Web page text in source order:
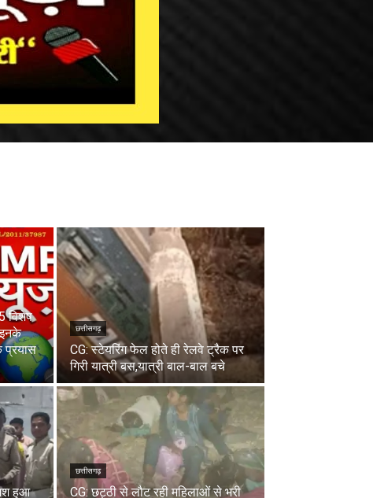
विशेष
इनके
प्रयास
छत्तीसगढ़
CG: स्टेयरिंग फेल होते ही रेलवे ट्रैक पर
गिरी यात्री बस,यात्री बाल-बाल बचे
हुआ
छत्तीसगढ़
CG: छट्ठी से लौट रही महिलाओं से भरी